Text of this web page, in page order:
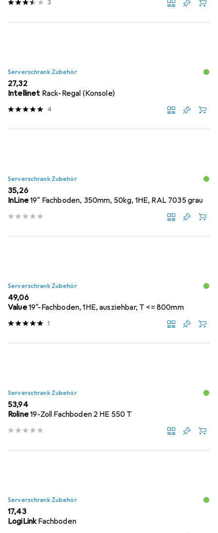
3
Serverschrank Zubehör
EUR
27,32
Intellinet Rack-Regal (Konsole)
4
Serverschrank Zubehör
EUR
35,26
InLine19" Fachboden, 350mm, 50kg, 1HE, RAL 7035 grau
Serverschrank Zubehör
EUR
49,06
Value19"-Fachboden, 1HE, ausziehbar, T <= 800mm
1
Serverschrank Zubehör
EUR
53,94
Roline19-Zoll Fachboden 2 HE 550 T
Serverschrank Zubehör
EUR
17,43
LogiLinkFachboden